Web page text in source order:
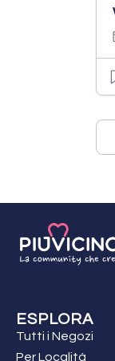
ESPLORA
Tutti i Negozi
Per Località